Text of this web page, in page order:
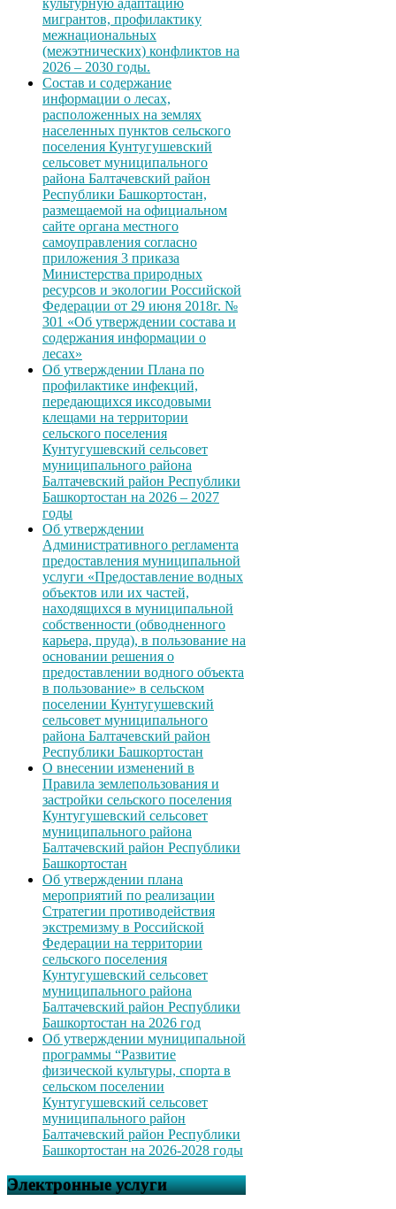
культурную адаптацию
мигрантов, профилактику
межнациональных
(межэтнических) конфликтов на
2026 – 2030 годы.
Состав и содержание
информации о лесах,
расположенных на землях
населенных пунктов сельского
поселения Кунтугушевский
сельсовет муниципального
района Балтачевский район
Республики Башкортостан,
размещаемой на официальном
сайте органа местного
самоуправления согласно
приложения 3 приказа
Министерства природных
ресурсов и экологии Российской
Федерации от 29 июня 2018г. №
301 «Об утверждении состава и
содержания информации о
лесах»
Об утверждении Плана по
профилактике инфекций,
передающихся иксодовыми
клещами на территории
сельского поселения
Кунтугушевский сельсовет
муниципального района
Балтачевский район Республики
Башкортостан на 2026 – 2027
годы
Об утверждении
Административного регламента
предоставления муниципальной
услуги «Предоставление водных
объектов или их частей,
находящихся в муниципальной
собственности (обводненного
карьера, пруда), в пользование на
основании решения о
предоставлении водного объекта
в пользование» в сельском
поселении Кунтугушевский
сельсовет муниципального
района Балтачевский район
Республики Башкортостан
О внесении изменений в
Правила землепользования и
застройки сельского поселения
Кунтугушевский сельсовет
муниципального района
Балтачевский район Республики
Башкортостан
Об утверждении плана
мероприятий по реализации
Стратегии противодействия
экстремизму в Российской
Федерации на территории
сельского поселения
Кунтугушевский сельсовет
муниципального района
Балтачевский район Республики
Башкортостан на 2026 год
Об утверждении муниципальной
программы “Развитие
физической культуры, спорта в
сельском поселении
Кунтугушевский сельсовет
муниципального район
Балтачевский район Республики
Башкортостан на 2026-2028 годы
Электронные услуги